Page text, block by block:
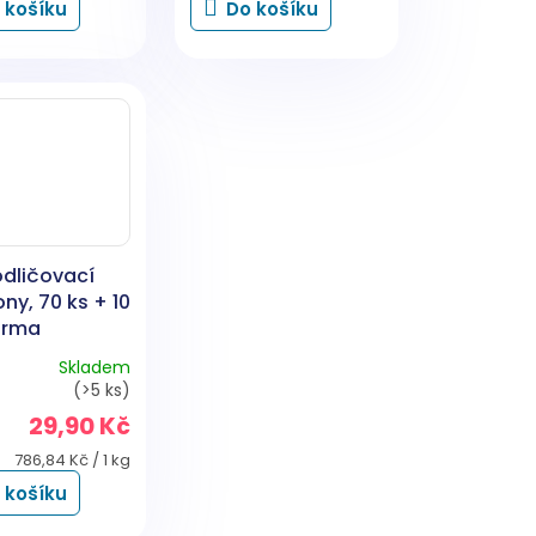
košíku
5
Do košíku
70 ks + 10
Skladem
(>5 ks)
29,90 Kč
Měrná
cena:
786,84 Kč / 1 kg
košíku